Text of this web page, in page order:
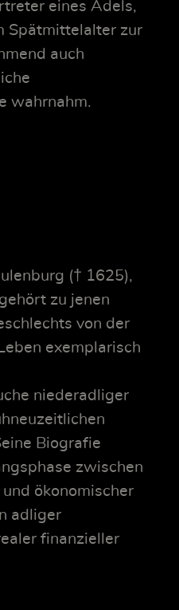
eines Adels,
Spätmittelalter zur
auch
wahrnahm.
(† 1625),
zu jenen
von der
exemplarisch
niederadliger
Biografie
zwischen
ökonomischer
adliger
finanzieller